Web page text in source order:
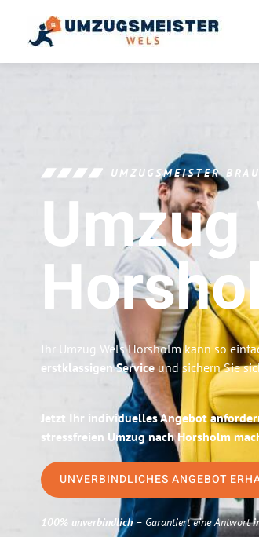
UMZUGSMEISTER
Ihr Umzug Wels Horsholm kann so
erstklassigen Service und sichern Sie
Jetzt Ihr individuelles Angebot
stressfreien Umzug nach Horsholm
UNVERBINDLICHES ANGEBOT
100% unverbindlich– Garantiert eine Antwort